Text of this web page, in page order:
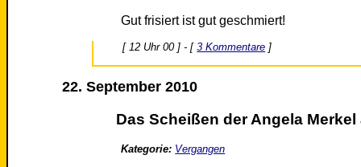
Gut frisiert ist gut geschmiert!
[ 12 Uhr 00 ] - [3 Kommentare ]
22. September 2010
Das Scheißen der Angela
Kategorie: Vergangen